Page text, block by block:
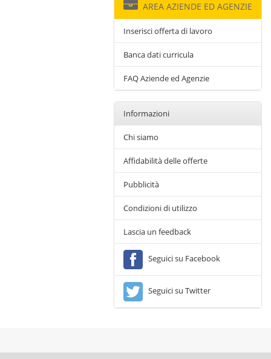
AREA AZIENDE ED AGENZIE
Inserisci offerta di lavoro
Banca dati curricula
FAQ Aziende ed Agenzie
Informazioni
Chi siamo
Affidabilità delle offerte
Pubblicità
Condizioni di utilizzo
Lascia un feedback
Seguici su Facebook
Seguici su Twitter